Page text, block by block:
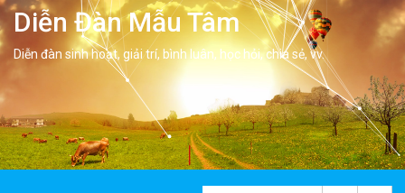
Diễn Đàn Mẫu Tâm
Diễn đàn sinh hoạt, giải trí, bình luân, học hỏi, chia sẻ, vv.